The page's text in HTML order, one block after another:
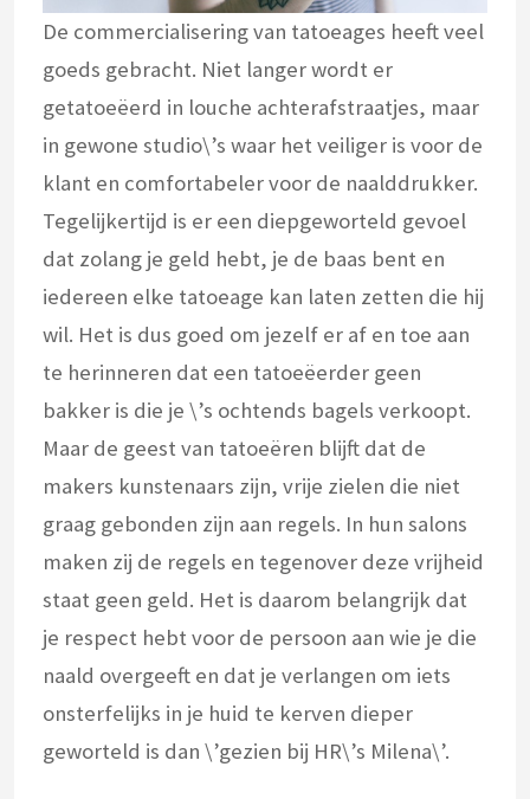
De commercialisering van tatoeages heeft veel
goeds gebracht. Niet langer wordt er
getatoeëerd in louche achterafstraatjes, maar
in gewone studio\’s waar het veiliger is voor de
klant en comfortabeler voor de naalddrukker.
Tegelijkertijd is er een diepgeworteld gevoel
dat zolang je geld hebt, je de baas bent en
iedereen elke tatoeage kan laten zetten die hij
wil. Het is dus goed om jezelf er af en toe aan
te herinneren dat een tatoeëerder geen
bakker is die je \’s ochtends bagels verkoopt.
Maar de geest van tatoeëren blijft dat de
makers kunstenaars zijn, vrije zielen die niet
graag gebonden zijn aan regels. In hun salons
maken zij de regels en tegenover deze vrijheid
staat geen geld. Het is daarom belangrijk dat
je respect hebt voor de persoon aan wie je die
naald overgeeft en dat je verlangen om iets
onsterfelijks in je huid te kerven dieper
geworteld is dan \’gezien bij HR\’s Milena\’.